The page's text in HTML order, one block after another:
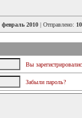
февраль 2010 | Отправлено:
Вы
Забыли пароль?